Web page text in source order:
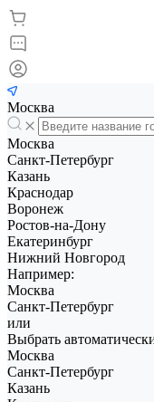
Москва
Москва
Санкт-Петербург
Казань
Краснодар
Воронеж
Ростов-на-Дону
Екатеринбург
Нижний Новгород
Например:
Москва
Санкт-Петербург
или
Выбрать
Москва
Санкт-Петербург
Казань